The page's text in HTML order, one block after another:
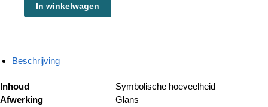
In winkelwagen
Beschrijving
Inhoud
Symbolische hoeveelheid
Afwerking
Glans